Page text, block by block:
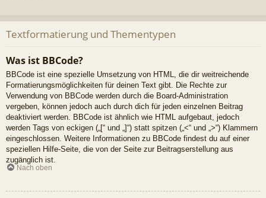
Textformatierung und Thementypen
Was ist BBCode?
BBCode ist eine spezielle Umsetzung von HTML, die dir weitreichende
Formatierungsmöglichkeiten für deinen Text gibt. Die Rechte zur
Verwendung von BBCode werden durch die Board-Administration
vergeben, können jedoch auch durch dich für jeden einzelnen Beitrag
deaktiviert werden. BBCode ist ähnlich wie HTML aufgebaut, jedoch
werden Tags von eckigen („[“ und „]“) statt spitzen („<“ und „>“) Klammern
eingeschlossen. Weitere Informationen zu BBCode findest du auf einer
speziellen Hilfe-Seite, die von der Seite zur Beitragserstellung aus
zugänglich ist.
Nach oben